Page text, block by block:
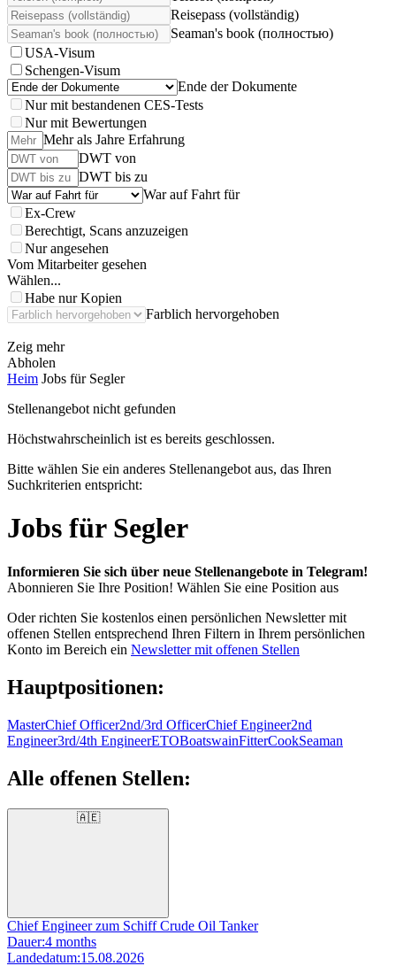
Reisepass (vollständig)
Seaman's book (полностью)
USA-Visum
Schengen-Visum
Ende der Dokumente
Nur mit bestandenen CES-Tests
Nur mit Bewertungen
Mehr als Jahre Erfahrung
DWT von
DWT bis zu
War auf Fahrt für
Ex-Crew
Berechtigt, Scans anzuzeigen
Nur angesehen
Vom Mitarbeiter gesehen
Wählen...
Habe nur Kopien
Farblich hervorgehoben
Zeig mehr
Abholen
Heim Jobs für Segler
Stellenangebot nicht gefunden
Höchstwahrscheinlich ist es bereits geschlossen.
Bitte wählen Sie ein anderes Stellenangebot aus, das Ihren
Suchkriterien entspricht:
Jobs für Segler
Informieren Sie sich über neue Stellenangebote in Telegram!
Abonnieren Sie Ihre Position! Wählen Sie eine Position aus
Oder richten Sie kostenlos einen persönlichen Newsletter mit
offenen Stellen entsprechend Ihren Filtern in Ihrem persönlichen
Konto im Bereich ein Newsletter mit offenen Stellen
Hauptpositionen:
MasterChief Officer2nd/3rd OfficerChief Engineer2nd
Engineer3rd/4th EngineerETOBoatswainFitterCookSeaman
Alle offenen Stellen:
🇦🇪
Chief Engineer zum Schiff Crude Oil Tanker
Dauer:4 months
Landedatum:15.08.2026